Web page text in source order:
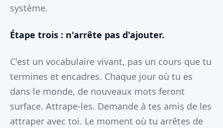
système.
Étape trois : n'arrête pas d'ajouter.
C'est un vocabulaire vivant, pas un cours que tu
termines et encadres. Chaque jour où tu es
dans le monde, de nouveaux mots feront
surface. Attrape-les. Demande à tes amis de les
attraper avec toi. Le moment où tu arrêtes de